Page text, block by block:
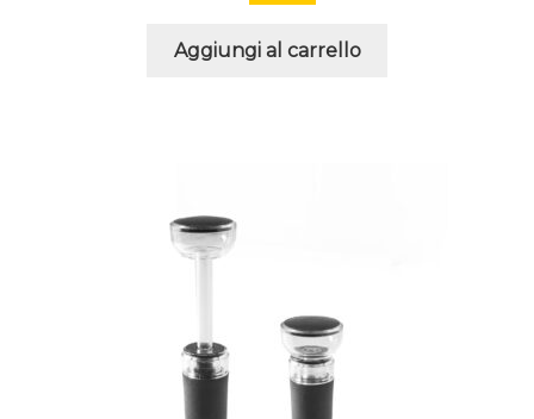
Aggiungi al carrello